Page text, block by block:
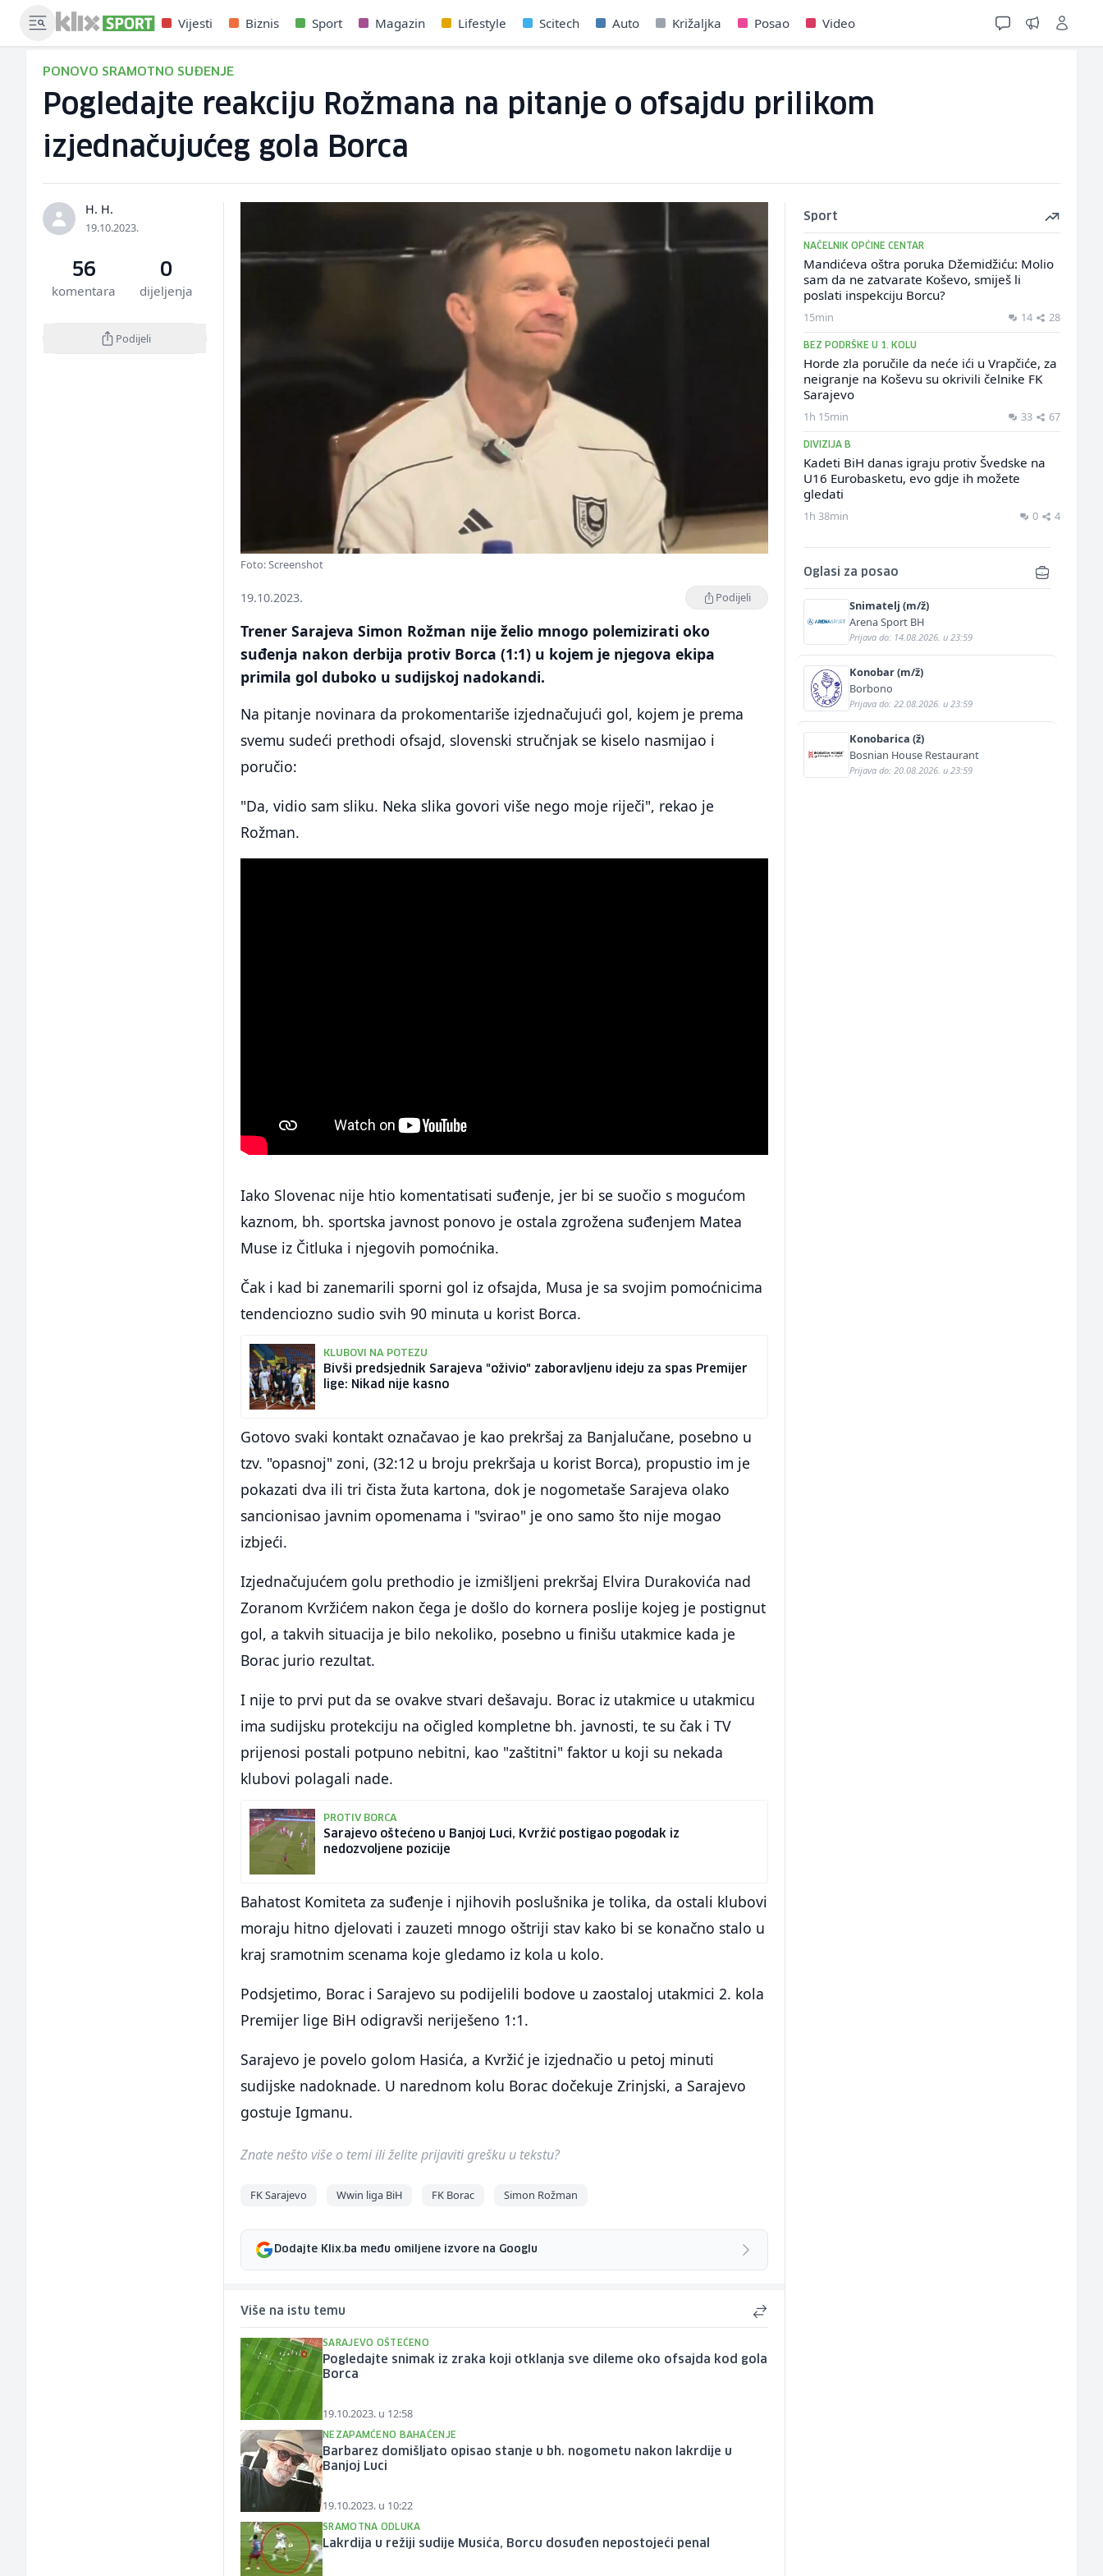
Vijesti Biznis Sport Magazin Lifestyle Scitech Auto Križaljka Posao Video
PONOVO SRAMOTNO SUĐENJE
Pogledajte reakciju Rožmana na pitanje o ofsajdu prilikom
izjednačujućeg gola Borca
H. H.
19.10.2023.
56
komentara
0
dijeljenja
Podijeli
Foto: Screenshot
19.10.2023. Podijeli
Trener Sarajeva Simon Rožman nije želio mnogo polemizirati oko
suđenja nakon derbija protiv Borca (1:1) u kojem je njegova ekipa
primila gol duboko u sudijskoj nadokandi.
Na pitanje novinara da prokomentariše izjednačujući gol, kojem je prema
svemu sudeći prethodi ofsajd, slovenski stručnjak se kiselo nasmijao i
poručio:
"Da, vidio sam sliku. Neka slika govori više nego moje riječi", rekao je
Rožman.
Iako Slovenac nije htio komentatisati suđenje, jer bi se suočio s mogućom
kaznom, bh. sportska javnost ponovo je ostala zgrožena suđenjem Matea
Muse iz Čitluka i njegovih pomoćnika.
Čak i kad bi zanemarili sporni gol iz ofsajda, Musa je sa svojim pomoćnicima
tendenciozno sudio svih 90 minuta u korist Borca.
KLUBOVI NA POTEZU
Bivši predsjednik Sarajeva "oživio" zaboravljenu ideju za spas Premijer
lige: Nikad nije kasno
Gotovo svaki kontakt označavao je kao prekršaj za Banjalučane, posebno u
tzv. "opasnoj" zoni, (32:12 u broju prekršaja u korist Borca), propustio im je
pokazati dva ili tri čista žuta kartona, dok je nogometaše Sarajeva olako
sancionisao javnim opomenama i "svirao" je ono samo što nije mogao
izbjeći.
Izjednačujućem golu prethodio je izmišljeni prekršaj Elvira Durakovića nad
Zoranom Kvržićem nakon čega je došlo do kornera poslije kojeg je postignut
gol, a takvih situacija je bilo nekoliko, posebno u finišu utakmice kada je
Borac jurio rezultat.
I nije to prvi put da se ovakve stvari dešavaju. Borac iz utakmice u utakmicu
ima sudijsku protekciju na očigled kompletne bh. javnosti, te su čak i TV
prijenosi postali potpuno nebitni, kao "zaštitni" faktor u koji su nekada
klubovi polagali nade.
PROTIV BORCA
Sarajevo oštećeno u Banjoj Luci, Kvržić postigao pogodak iz
nedozvoljene pozicije
Bahatost Komiteta za suđenje i njihovih poslušnika je tolika, da ostali klubovi
moraju hitno djelovati i zauzeti mnogo oštriji stav kako bi se konačno stalo u
kraj sramotnim scenama koje gledamo iz kola u kolo.
Podsjetimo, Borac i Sarajevo su podijelili bodove u zaostaloj utakmici 2. kola
Premijer lige BiH odigravši neriješeno 1:1.
Sarajevo je povelo golom Hasića, a Kvržić je izjednačio u petoj minuti
sudijske nadoknade. U narednom kolu Borac dočekuje Zrinjski, a Sarajevo
gostuje Igmanu.
Znate nešto više o temi ili želite prijaviti grešku u tekstu?
FK Sarajevo Wwin liga BiH FK Borac Simon Rožman
Dodajte Klix.ba među omiljene izvore na Googlu
Više na istu temu
SARAJEVO OŠTEĆENO
Pogledajte snimak iz zraka koji otklanja sve dileme oko ofsajda kod gola
Borca
19.10.2023. u 12:58
NEZAPAMĆENO BAHAĆENJE
Barbarez domišljato opisao stanje u bh. nogometu nakon lakrdije u
Banjoj Luci
19.10.2023. u 10:22
SRAMOTNA ODLUKA
Lakrdija u režiji sudije Musića, Borcu dosuđen nepostojeći penal
Sport
NAČELNIK OPĆINE CENTAR
Mandićeva oštra poruka Džemidžiću: Molio
sam da ne zatvarate Koševo, smiješ li
poslati inspekciju Borcu?
15min 14 28
BEZ PODRŠKE U 1. KOLU
Horde zla poručile da neće ići u Vrapčiće, za
neigranje na Koševu su okrivili čelnike FK
Sarajevo
1h 15min 33 67
DIVIZIJA B
Kadeti BiH danas igraju protiv Švedske na
U16 Eurobasketu, evo gdje ih možete
gledati
1h 38min 0 4
Oglasi za posao
Snimatelj (m/ž)
Arena Sport BH
Prijava do: 14.08.2026. u 23:59
Konobar (m/ž)
Borbono
Prijava do: 22.08.2026. u 23:59
Konobarica (ž)
Bosnian House Restaurant
Prijava do: 20.08.2026. u 23:59